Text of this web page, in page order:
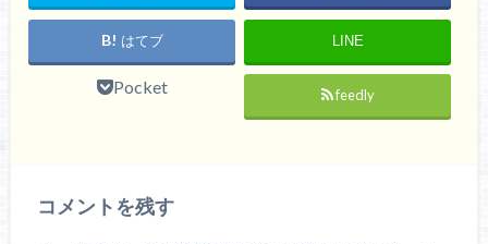
はてブ LINE
Pocket feedly
コメントを残す